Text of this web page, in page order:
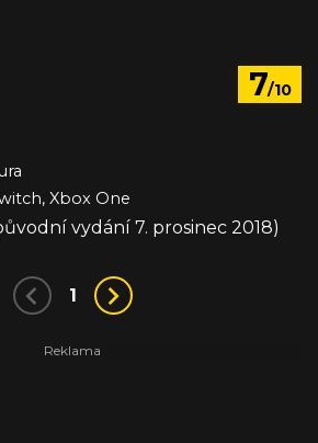
7/10
Xbox One
vydání 7. prosinec 2018)
1